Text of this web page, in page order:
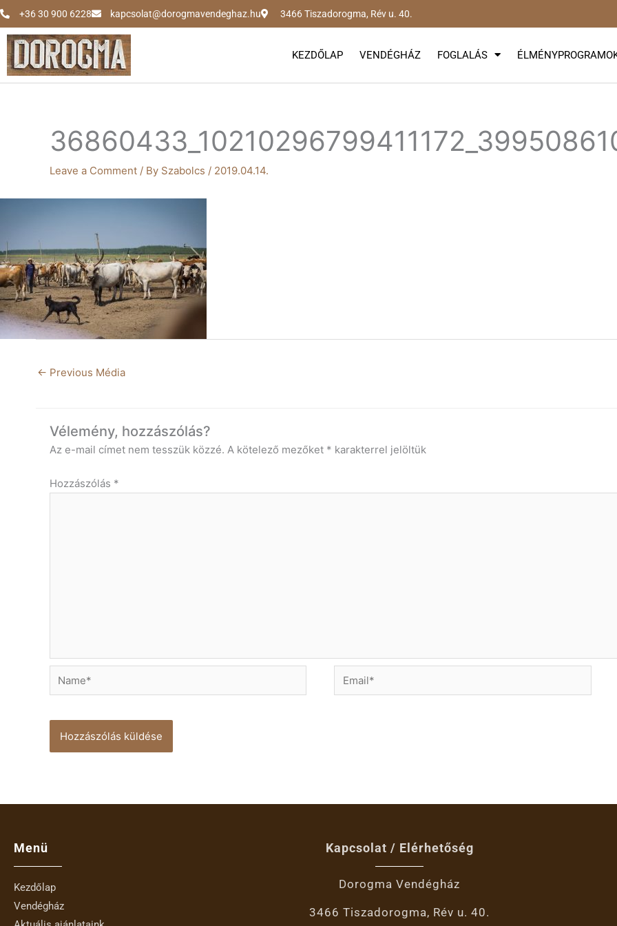
Skip
to
content
+36 30 900 6228 kapcsolat@dorogmavendeghaz.hu 3466 Tiszadorogma, Rév u. 40.
KEZDŐLAP VENDÉGHÁZ FOGLALÁS
Leave a Comment / By Szabolcs / 2019.04.14.
← Previous Média
Vélemény, hozzászólás?
Az e-mail címet nem tesszük közzé. A kötelező mezőket * karakterrel jelöltük
Hozzászólás *
Name* Email*
Menü
Kezdőlap
Vendégház
Kapcsolat / Elérhetőség
Dorogma Vendégház
3466 Tiszadorogma, Rév u. 40.